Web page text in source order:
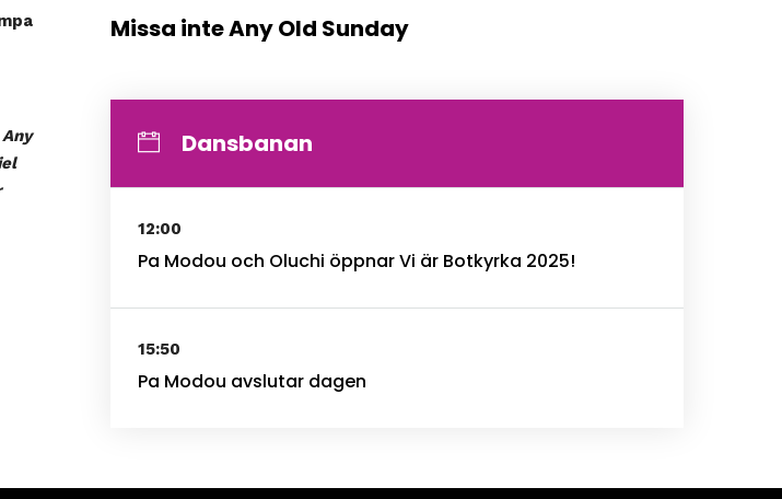
Missa inte Any Old Sunday
Dansbanan
12:00
Pa Modou och Oluchi öppnar Vi är Botkyrka 2025!
15:50
Pa Modou avslutar dagen